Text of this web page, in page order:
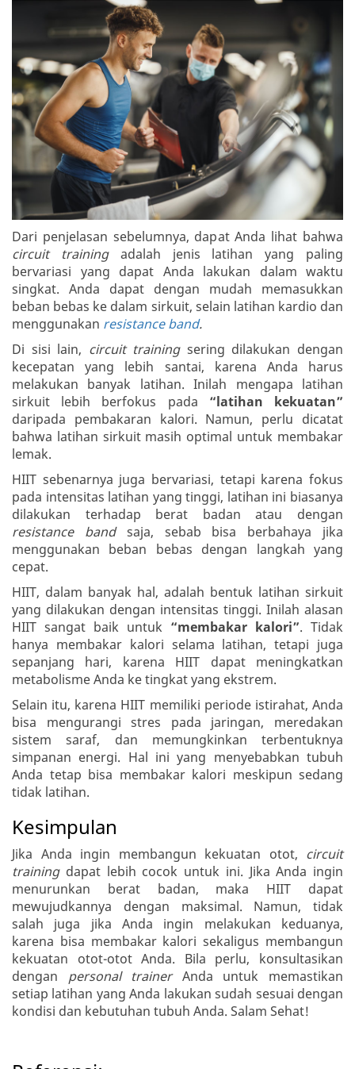
Dari penjelasan sebelumnya, dapat Anda lihat bahwa
circuit trainingadalah jenis latihan yang paling
bervariasi yang dapat Anda lakukan dalam waktu
singkat. Anda dapat dengan mudah memasukkan
beban bebas ke dalam sirkuit, selain latihan kardio dan
menggunakan resistance band.
Di sisi lain, circuit trainingsering dilakukan dengan
kecepatan yang lebih santai, karena Anda harus
melakukan banyak latihan. Inilah mengapa latihan
sirkuit lebih berfokus pada “latihan kekuatan”
daripada pembakaran kalori. Namun, perlu dicatat
bahwa latihan sirkuit masih optimal untuk membakar
lemak.
HIIT sebenarnya juga bervariasi, tetapi karena fokus
pada intensitas latihan yang tinggi, latihan ini biasanya
dilakukan terhadap berat badan atau dengan
resistance band saja, sebab bisa berbahaya jika
menggunakan beban bebas dengan langkah yang
cepat.
HIIT, dalam banyak hal, adalah bentuk latihan sirkuit
yang dilakukan dengan intensitas tinggi. Inilah alasan
HIIT sangat baik untuk “membakar kalori”. Tidak
hanya membakar kalori selama latihan, tetapi juga
sepanjang hari, karena HIIT dapat meningkatkan
metabolisme Anda ke tingkat yang ekstrem.
Selain itu, karena HIIT memiliki periode istirahat, Anda
bisa mengurangi stres pada jaringan, meredakan
sistem saraf, dan memungkinkan terbentuknya
simpanan energi. Hal ini yang menyebabkan tubuh
Anda tetap bisa membakar kalori meskipun sedang
tidak latihan.
Kesimpulan
Jika Anda ingin membangun kekuatan otot, circuit
trainingdapat lebih cocok untuk ini. Jika Anda ingin
menurunkan berat badan, maka HIIT dapat
mewujudkannya dengan maksimal. Namun, tidak
salah juga jika Anda ingin melakukan keduanya,
karena bisa membakar kalori sekaligus membangun
kekuatan otot-otot Anda. Bila perlu, konsultasikan
dengan personal trainerAnda untuk memastikan
setiap latihan yang Anda lakukan sudah sesuai dengan
kondisi dan kebutuhan tubuh Anda. Salam Sehat!